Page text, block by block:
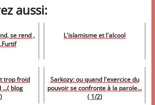
aussi:
se rend ,
L'islamisme et l'alcool
trop froid
...( blog
Sarkozy: ou quand l'exercice du
pouvoir se confronte à la parole...
( 1/2)